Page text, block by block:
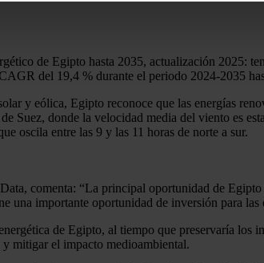
se usan para personalizar el contenido y
y análisis web, quienes pueden combinarla
de Egipto hasta 2035, actualización 2025:
del 19,4 % durante el periodo 2024-2035
y eólica, Egipto reconoce que las energías
Suez, donde la velocidad media del viento es
oscila entre las 9 y las 11 horas de norte a sur.
comenta: “La principal oportunidad de
una importante oportunidad de inversión para las
de Egipto, al tiempo que preservaría los
y mitigar el impacto medioambiental.